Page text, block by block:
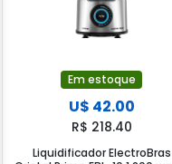
Em estoque
U$ 42.00
R$ 218.40
Liquidificador ElectroBras